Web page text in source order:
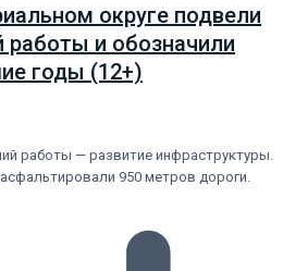
округе подвели
работы и обозначили
годы (12+)
работы — развитие инфраструктуры.
950 метров дороги.